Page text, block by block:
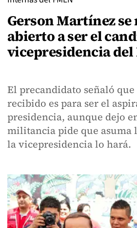
Gerson Martínez se
abierto a ser el
vicepresidencia del
El precandidato señaló
recibido es para ser el
presidencia, aunque dejo
militancia pide que asuma
la vicepresidencia lo hará.